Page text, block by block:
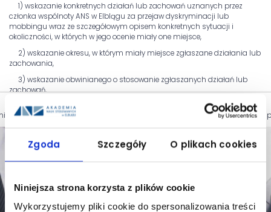
Zgoda Szczegóły O plikach cookies
Niniejsza strona korzysta z plików cookie
Wykorzystujemy pliki cookie do spersonalizowania treści
1) wskazanie konkretnych działań lub zachowań uznanych przez
członka wspólnoty ANS w Elblągu za przejaw dyskryminacji lub
mobbingu wraz ze szczegółowym opisem konkretnych sytuacji i
okoliczności, w których w jego ocenie miały one miejsce,
2) wskazanie okresu, w którym miały miejsce zgłaszane działania lub
zachowania,
3) wskazanie obwinianego o stosowanie zgłaszanych działań lub
zachowań,
4) wskazanie ewentualnych świadków zgłaszanych działań lub
zachowań,
zaistnienie zgłaszanych działań lub zachowań.
6. W przypadku złożenia skargi niepodpisanej przez osobę składającą
7. Skarga, o której mowa w ust. 6, nie jest skargą w rozumieniu przepisów
administracyjnego.
się z dokumentem dotyczącym mobbingu w miejscu pracy dostępnym